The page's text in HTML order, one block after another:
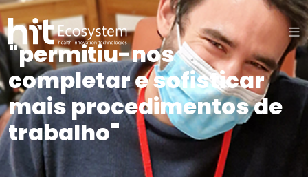
"permitiu-nos
completar e sofisticar
mais procedimentos de
trabalho"